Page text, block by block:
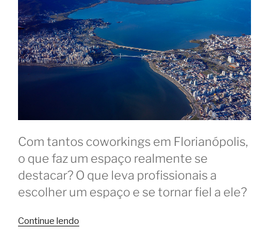
Com tantos coworkings em Florianópolis,
o que faz um espaço realmente se
destacar? O que leva profissionais a
escolher um espaço e se tornar fiel a ele?
Continue lendo